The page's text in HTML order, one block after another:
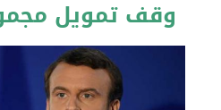
وقف تمويل